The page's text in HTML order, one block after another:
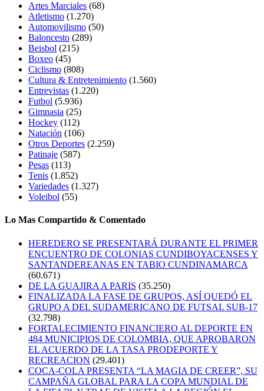
Artes Marciales (68)
Atletismo (1.270)
Automovilismo (50)
Baloncesto (289)
Beisbol (215)
Boxeo (45)
Ciclismo (808)
Cultura & Entretenimiento (1.560)
Entrevistas (1.220)
Futbol (5.936)
Gimnasia (25)
Hockey (112)
Natación (106)
Otros Deportes (2.259)
Patinaje (587)
Pesas (113)
Tenis (1.852)
Variedades (1.327)
Voleibol (55)
Lo Mas Compartido & Comentado
HEREDERO SE PRESENTARÁ DURANTE EL PRIMER
ENCUENTRO DE COLONIAS CUNDIBOYACENSES Y
SANTANDEREANAS EN TABIO CUNDINAMARCA
(60.671)
DE LA GUAJIRA A PARIS (35.250)
FINALIZADA LA FASE DE GRUPOS, ASÍ QUEDÓ EL
GRUPO A DEL SUDAMERICANO DE FUTSAL SUB-17
(32.798)
FORTALECIMIENTO FINANCIERO AL DEPORTE EN
484 MUNICIPIOS DE COLOMBIA, QUE APROBARON
EL ACUERDO DE LA TASA PRODEPORTE Y
RECREACION (29.401)
COCA-COLA PRESENTA “LA MAGIA DE CREER”, SU
CAMPAÑA GLOBAL PARA LA COPA MUNDIAL DE